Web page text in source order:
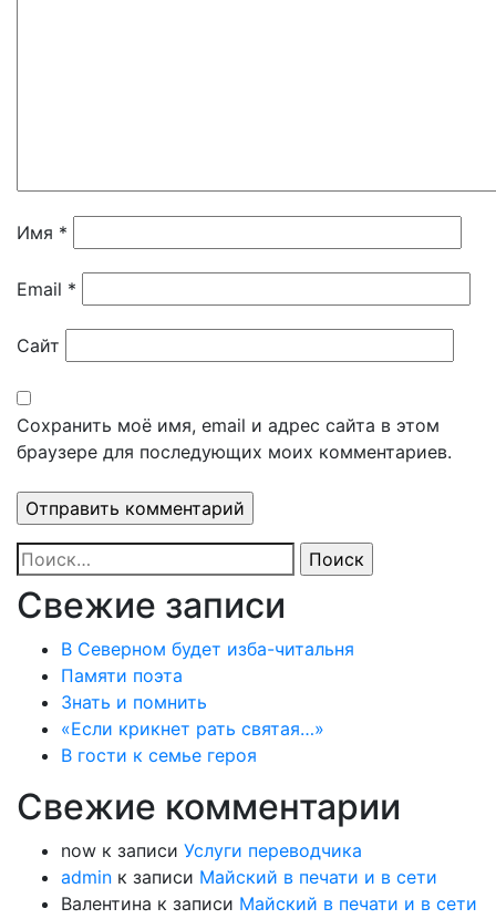
Имя *
Email *
Сайт
Сохранить моё имя, email и адрес сайта в этом
браузере для последующих моих комментариев.
Найти:
Свежие записи
В Северном будет изба-читальня
Памяти поэта
Знать и помнить
«Если крикнет рать святая…»
В гости к семье героя
Свежие комментарии
now к записи Услуги переводчика
admin к записи Майский в печати и в сети
Валентина к записи Майский в печати и в сети